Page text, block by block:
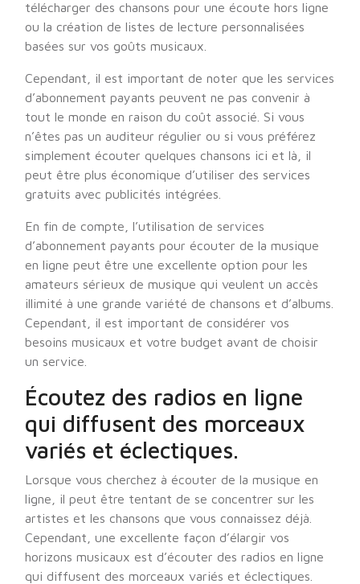
télécharger des chansons pour une écoute hors ligne
ou la création de listes de lecture personnalisées
basées sur vos goûts musicaux.
Cependant, il est important de noter que les services
d’abonnement payants peuvent ne pas convenir à
tout le monde en raison du coût associé. Si vous
n’êtes pas un auditeur régulier ou si vous préférez
simplement écouter quelques chansons ici et là, il
peut être plus économique d’utiliser des services
gratuits avec publicités intégrées.
En fin de compte, l’utilisation de services
d’abonnement payants pour écouter de la musique
en ligne peut être une excellente option pour les
amateurs sérieux de musique qui veulent un accès
illimité à une grande variété de chansons et d’albums.
Cependant, il est important de considérer vos
besoins musicaux et votre budget avant de choisir
un service.
Écoutez des radios en ligne
qui diffusent des morceaux
variés et éclectiques.
Lorsque vous cherchez à écouter de la musique en
ligne, il peut être tentant de se concentrer sur les
artistes et les chansons que vous connaissez déjà.
Cependant, une excellente façon d’élargir vos
horizons musicaux est d’écouter des radios en ligne
qui diffusent des morceaux variés et éclectiques.